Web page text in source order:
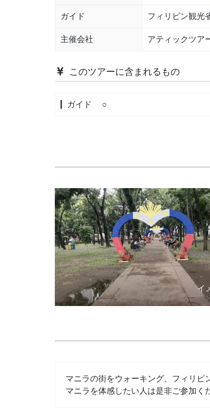
ガイド フィリピン観光
主催会社 アティックツ
このツアーに含まれるもの
ガイド ○
イ
マニラの街をウォーキング、フィリピ
マニラを体感したい人は是非ご参加く